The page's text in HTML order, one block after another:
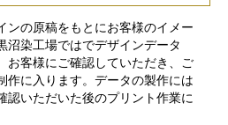
ンの原稿をもとにお客様のイメー
沼染工場ではでデザインデータ
お客様にご確認していただき、ご
作に入ります。データの製作には
認いただいた後のプリント作業に